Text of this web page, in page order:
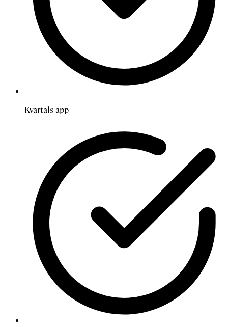
Kvartals app